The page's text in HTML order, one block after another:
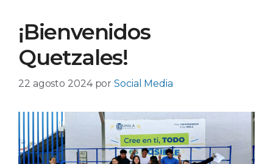
¡Bienvenidos
Quetzales!
22 agosto 2024 porSocial Media